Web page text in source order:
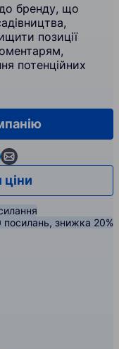
бренду, що
позиції
потенційних
in WhatsApp
us in Telegram
us in Linkedin
Contact us by email
посилань, знижка 20%